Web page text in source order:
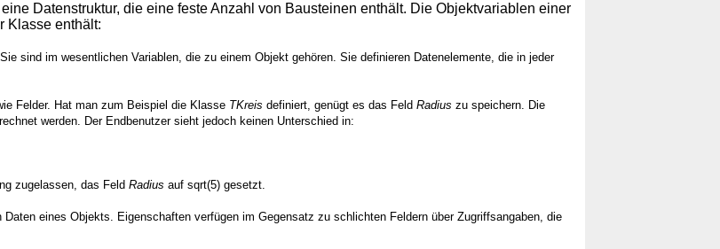
Datenstruktur, die eine feste Anzahl von Bausteinen enthält. Die Objektvariablen einer
Klasse enthält:
sind im wesentlichen Variablen, die zu einem Objekt gehören. Sie definieren Datenelemente, die in jeder
Felder. Hat man zum Beispiel die Klasse TKreis definiert, genügt es das Feld Radius zu speichern. Die
werden. Der Endbenutzer sieht jedoch keinen Unterschied in:
zugelassen, das Feld Radius auf sqrt(5) gesetzt.
eines Objekts. Eigenschaften verfügen im Gegensatz zu schlichten Feldern über Zugriffsangaben, die